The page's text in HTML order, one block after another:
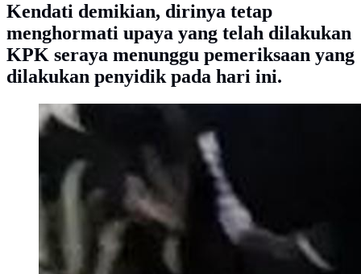
Kendati demikian, dirinya tetap
menghormati upaya yang telah dilakukan
KPK seraya menunggu pemeriksaan yang
dilakukan penyidik pada hari ini.